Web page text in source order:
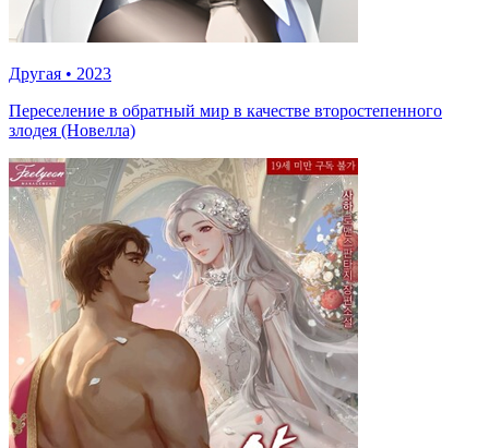
Другая • 2023
Переселение в обратный мир в качестве второстепенного
злодея (Новелла)